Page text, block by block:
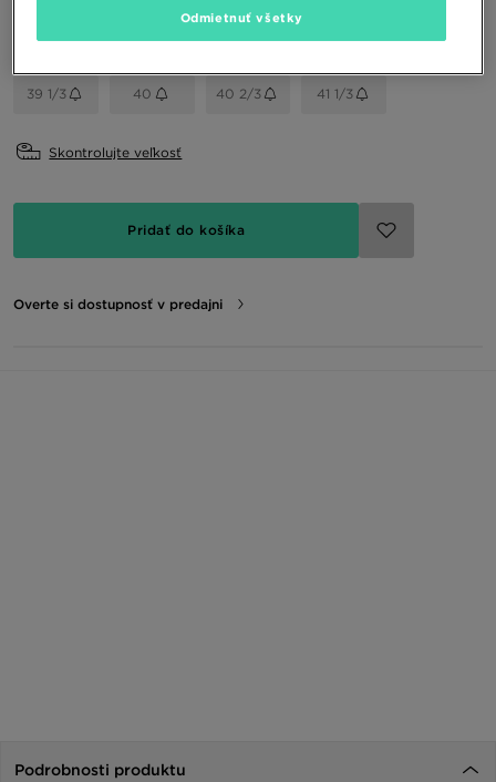
36 36 2/3 37 1/3 38 38 2/3
39 1/3 40 40 2/3 41 1/3
Skontrolujte veľkosť
Pridať do košíka
Overte si dostupnosť v predajni
Podrobnosti produktu
Odmietnuť všetky